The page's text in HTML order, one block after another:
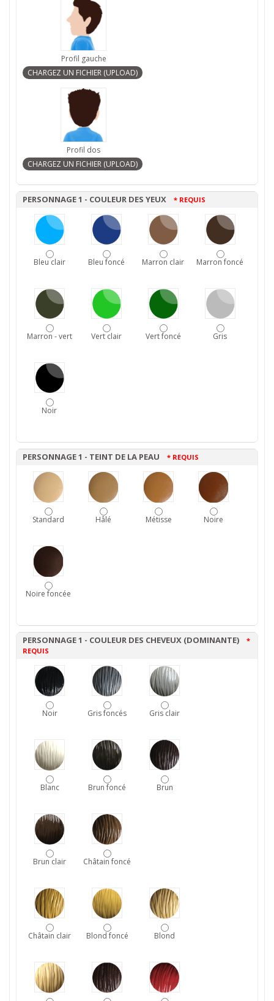
Profil gauche
Profil dos
PERSONNAGE 1 - COULEUR DES YEUX * REQUIS
Bleu clair Bleu foncé Marron clair Marron foncé
Marron - vert Vert clair Vert foncé Gris
Noir
PERSONNAGE 1 - TEINT DE LA PEAU * REQUIS
Standard Hâlé Métisse Noire
Noire foncée
PERSONNAGE 1 - COULEUR DES CHEVEUX (DOMINANTE) *
REQUIS
Noir Gris foncés Gris clair
Blanc Brun foncé Brun
Brun clair Châtain foncé
Châtain clair Blond foncé Blond